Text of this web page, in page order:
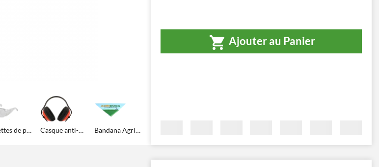
Lunettes de protection Casque anti-bruit Bandana Agrieuro
Ajouter au Panier